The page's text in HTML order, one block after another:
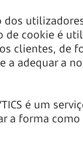
dos
cookie é
clientes, de
a adequar a
é um
a forma